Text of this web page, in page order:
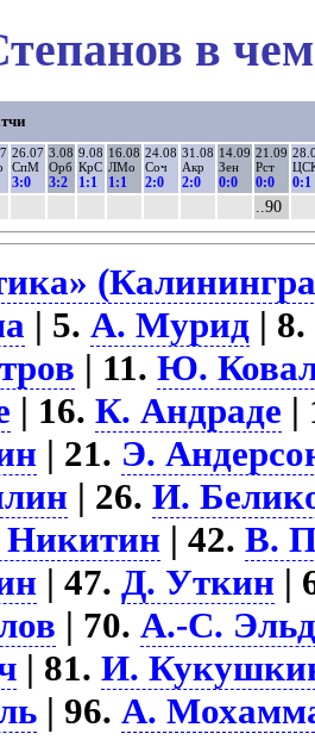
в
26.07
СпМ
3:0
3.08
Орб
3:2
9.08
КрС
1:1
16.08
ЛМо
1:1
24.08
Соч
2:0
31.08
Акр
2:0
14.09
Зен
0:0
21.09
Рст
0:0 0:1
..90
| 5.А. Мурид | 8.
| 11.Ю.
| 16.К. Андраде |
| 21. Э.
| 26.И.
| 42.В.
| 47.Д. Уткин |
| 70.А.-С.
| 81.И.
| 96.А.